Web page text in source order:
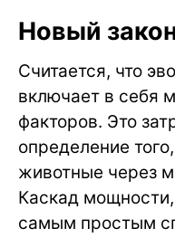
Новый
Считается, что
включает в себя
факторов. Это
определение
животные через
Каскад
самым простым